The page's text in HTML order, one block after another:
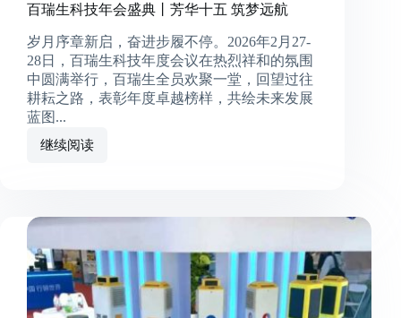
百瑞生科技年会盛典丨芳华十五 筑梦远航
岁月序章新启，奋进步履不停。2026年2月27-
28日，百瑞生科技年度会议在热烈祥和的氛围
中圆满举行，百瑞生全员欢聚一堂，回望过往
耕耘之路，表彰年度卓越榜样，共绘未来发展
蓝图...
继续阅读